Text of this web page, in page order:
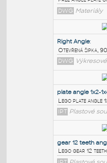
3030 free
Free angle
DWG
Right Angle:
Otevřená
DWG